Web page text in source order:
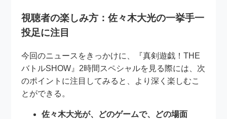
視聴者の楽しみ方：佐々木大光の一挙手一
投足に注目
今回のニュースをきっかけに、『真剣遊戯！THE
バトルSHOW』2時間スペシャルを見る際には、次
のポイントに注目してみると、より深く楽しむこ
とができる。
佐々木大光が、どのゲームで、どの場面